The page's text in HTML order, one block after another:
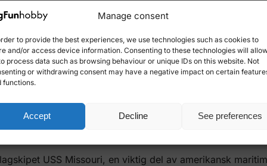
Manage consent
to provide the best experiences, we use technologies such as cookies to
and/or access device information. Consenting to these technologies will
process data such as browsing behaviour or unique IDs on this website. Not
or withdrawing consent may have a negative impact on certain
functions.
Accept Decline See preferences
et uunnværlig tilbehør for alle modellbyggere. Med dette
eller en plastmodell.
til å vise frem modellene dine fra den beste vinkelen,
Det er også perfekt for å holde modellene dine
+ supports
USS Missouri, en viktig del av amerikansk